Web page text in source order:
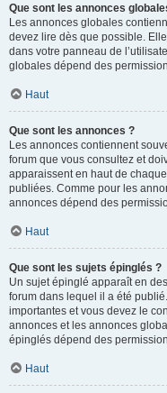
Que sont les annonces
Les annonces globales
devez lire dès que possible.
dans votre panneau de
globales dépend des
Haut
Que sont les annonces ?
Les annonces contiennent
forum que vous consultez et
apparaissent en haut de
publiées. Comme pour les
annonces dépend des
Haut
Que sont les sujets épinglés ?
Un sujet épinglé apparaît en
forum dans lequel il a été
importantes et vous devez le
annonces et les annonces
épinglés dépend des
Haut